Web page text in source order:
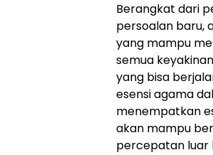
Berangkat dari
persoalan baru,
yang mampu
semua
yang bisa
esensi agama
menempatkan
akan mampu
percepatan luar